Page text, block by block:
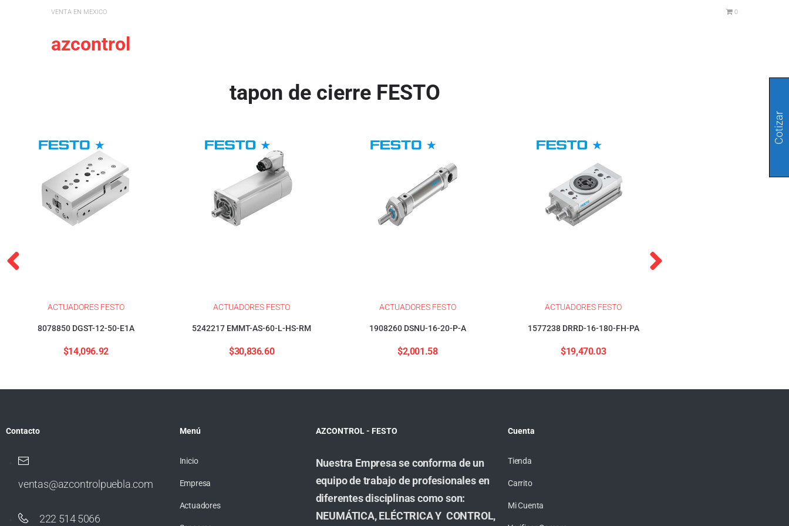
VENTA EN MEXICO 0
azcontrol
tapon de cierre FESTO
ACTUADORES FESTO
8078850 DGST-12-50-E1A
$14,096.92
ACTUADORES FESTO
5242217 EMMT-AS-60-L-HS-RM
$30,836.60
ACTUADORES FESTO
1908260 DSNU-16-20-P-A
$2,001.58
ACTUADORES FESTO
1577238 DRRD-16-180-FH-PA
$19,470.03
Contacto
ventas@azcontrolpuebla.com
222 514 5066
Menú
Inicio
Empresa
Actuadores
AZCONTROL - FESTO
Nuestra Empresa se conforma de un
equipo de trabajo de profesionales en
diferentes disciplinas como son:
NEUMÁTICA, ELÉCTRICA Y CONTROL,
Cuenta
Tienda
Carrito
Mi Cuenta
Cotizar